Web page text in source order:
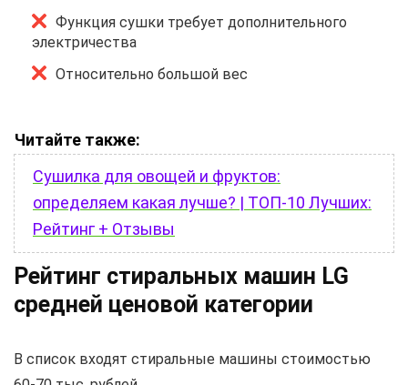
Функция сушки требует дополнительного
электричества
Относительно большой вес
Читайте также:
Сушилка для овощей и фруктов:
определяем какая лучше? | ТОП-10 Лучших:
Рейтинг + Отзывы
Рейтинг стиральных машин LG
средней ценовой категории
В список входят стиральные машины стоимостью